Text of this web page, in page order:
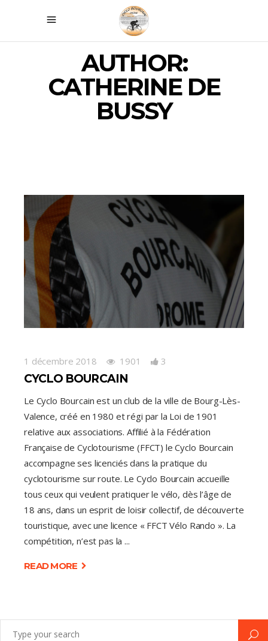
AUTHOR:
CATHERINE DE
BUSSY
1 décembre 2018 1901 3
CYCLO BOURCAIN
Le Cyclo Bourcain est un club de la ville de Bourg-Lès-
Valence, créé en 1980 et régi par la Loi de 1901
relative aux associations. Affilié à la Fédération
Française de Cyclotourisme (FFCT) le Cyclo Bourcain
accompagne ses licenciés dans la pratique du
cyclotourisme sur route. Le Cyclo Bourcain accueille
tous ceux qui veulent pratiquer le vélo, dès l’âge de
18 ans, dans un esprit de loisir collectif, de découverte
touristique, avec une licence « FFCT Vélo Rando ». La
compétition, n’est pas la
READ MORE